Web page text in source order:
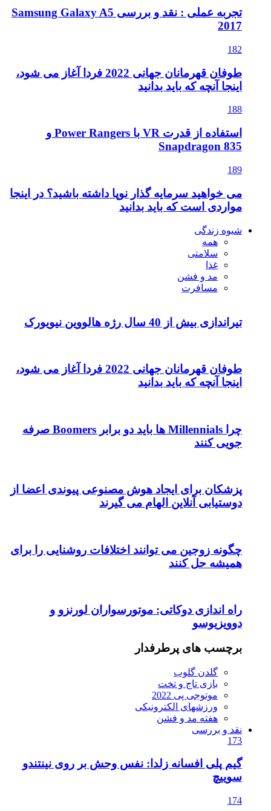
تجربه عملی : نقد و بررسی Samsung Galaxy A5
2017
182
طوفان قهرمانان جهانی 2022 فردا آغاز می شود،
اینجا آنچه که باید بدانید
188
استفاده از قدرت VR با Power Rangers و
Snapdragon 835
189
می خواهید سرمایه گذار نوپا داشته باشید؟ در اینجا
مواردی است که باید بدانید
شیوه زندگی
همه
سلامتی
غذا
مد و فشن
مسافرت
تیراندازی بیش از 40 سال رژه هالووین نیویورک
طوفان قهرمانان جهانی 2022 فردا آغاز می شود،
اینجا آنچه که باید بدانید
چرا Millennials ها باید دو برابر Boomers صرفه
جویی کنند
پزشکان برای ایجاد هوش مصنوعی پیوندی اعضا از
دوستیابی آنلاین الهام می گیرند
چگونه زوجین می توانند اختلافات روشنایی را برای
همیشه حل کنند
راه اندازی دوکاتی: موتورسواران لورنزو و
دوویزیوسو
برچسب های پرطرفدار
گلدن گلوب
بازی تاج و تخت
موتوجی پی 2022
ورزشهای الکترونیکی
هفته مد و فشن
نقد و بررسی
173
گیم پلی افسانه زلدا: نفس وحش بر روی نینتندو
سوییچ
174